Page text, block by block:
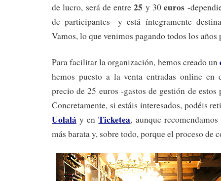
de lucro, será de entre 25 y 30euros -
de participantes- y está íntegramente
Vamos, lo que venimos pagando todos los años
Para facilitar la organización, hemos creado un
hemos puesto a la venta entradas online en
precio de 25 euros -gastos de gestión de
Concretamente, si estáis interesados, podéis
Uolalá y enTicketea, aunque
más barata y, sobre todo, porque el proceso de